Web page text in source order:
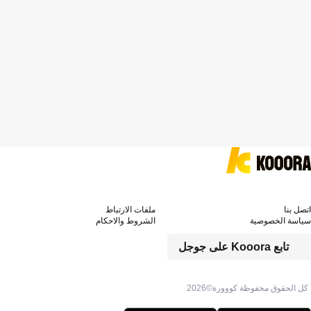
كل الحقوق محفوظة كووورة©2026
تابع Kooora على جوجل
اتصل بنا
ملفات الارتباط
سياسة الخصوصية
الشروط والاحكام